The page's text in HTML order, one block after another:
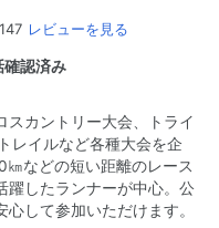
147 レビューを見る
確認済み
スカントリー大会、トライ
レイルなど各種大会を企
などの短い距離のレース
躍したランナーが中心。公
して参加いただけます。